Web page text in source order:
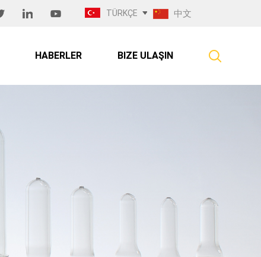
TÜRKÇE 中文
HABERLER BIZE ULAŞIN